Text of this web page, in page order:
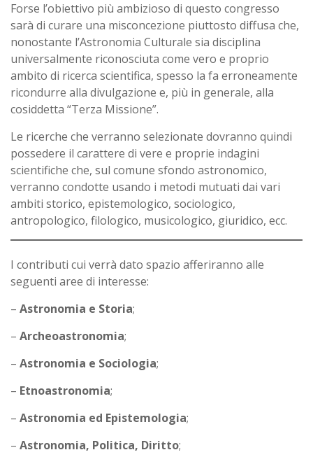
Forse l’obiettivo più ambizioso di questo congresso
sarà di curare una misconcezione piuttosto diffusa che,
nonostante l’Astronomia Culturale sia disciplina
universalmente riconosciuta come vero e proprio
ambito di ricerca scientifica, spesso la fa erroneamente
ricondurre alla divulgazione e, più in generale, alla
cosiddetta “Terza Missione”.
Le ricerche che verranno selezionate dovranno quindi
possedere il carattere di vere e proprie indagini
scientifiche che, sul comune sfondo astronomico,
verranno condotte usando i metodi mutuati dai vari
ambiti storico, epistemologico, sociologico,
antropologico, filologico, musicologico, giuridico, ecc.
I contributi cui verrà dato spazio afferiranno alle
seguenti aree di interesse:
– Astronomia e Storia;
– Archeoastronomia;
– Astronomia e Sociologia;
– Etnoastronomia;
– Astronomia ed Epistemologia;
– Astronomia, Politica, Diritto;